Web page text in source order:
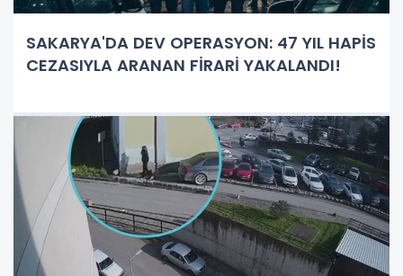
SAKARYA'DA DEV OPERASYON: 47 YIL HAPİS
CEZASIYLA ARANAN FİRARİ YAKALANDI!